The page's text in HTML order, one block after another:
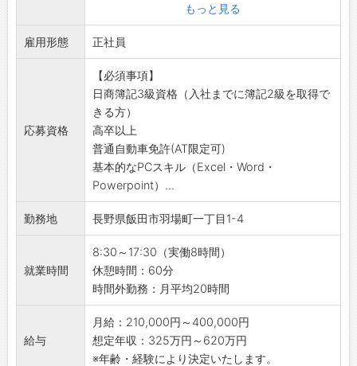
【業務内容】
・入社時は、記帳計算代行などからスタートし
ます。
仕事を覚えながら下記の業務にステップアップ
していきます。
＜具体的には＞
会計帳簿のチェック、指導
税務書類の作成
税務申告
決算対応
年末調整の対応
お客様への情報提供など
問し、会計帳簿のチェック・指導を行います。
・同時に、顧問先担当を通じ「お客様との信頼
を築く力」を養います。
定期訪問にて、経営者様へ会計報告等行いま
す。
・範囲
もっと見る
雇用形態 正社員
応募資格
【必須事項】
日商簿記3級資格（入社までに簿記2級を取得で
きる方）
高卒以上
普通自動車免許(AT限定可)
基本的なPCスキル（Excel・Word・
Powerpoint）...
勤務地 長野県飯田市羽場町一丁目1-4
就業時間
8:30～17:30（実働8時間）
休憩時間：60分
時間外勤務：月平均20時間
給与
月給：210,000円～400,000円
想定年収：325万円～620万円
※年齢・経験により決定いたします。